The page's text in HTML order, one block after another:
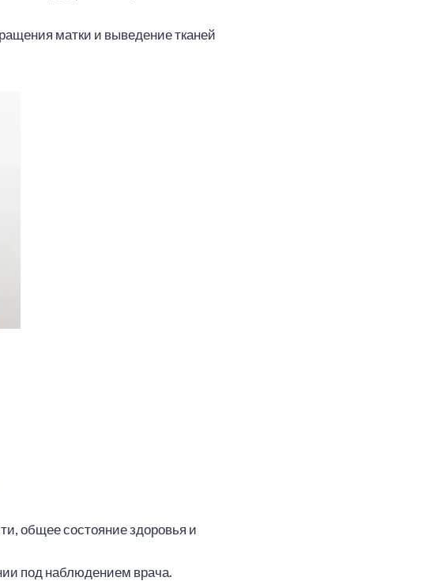
матки и выведение тканей
общее состояние здоровья и
под наблюдением врача.